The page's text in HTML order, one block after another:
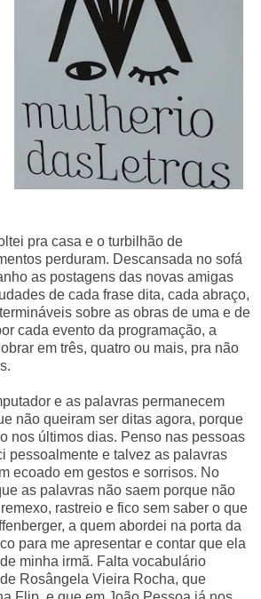
pra casa e o turbilhão de
perduram. Descansada no sofá
as postagens das novas amigas
de cada frase dita, cada abraço,
sobre as obras de uma e de
cada evento da programação, a
em três, quatro ou mais, pra não
e as palavras permanecem
não queiram ser ditas agora, porque
nos últimos dias. Penso nas pessoas
pessoalmente e talvez as palavras
ecoado em gestos e sorrisos. No
as palavras não saem porque não
rastreio e fico sem saber o que
a quem abordei na porta da
para me apresentar e contar que ela
minha irmã. Falta vocabulário
Rosângela Vieira Rocha, que